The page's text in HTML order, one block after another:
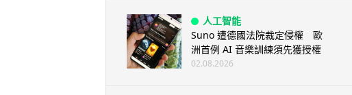
人工智能
Suno 遭德國法院裁定侵權 歐
洲首例 AI 音樂訓練須先獲授權
02.08.2026